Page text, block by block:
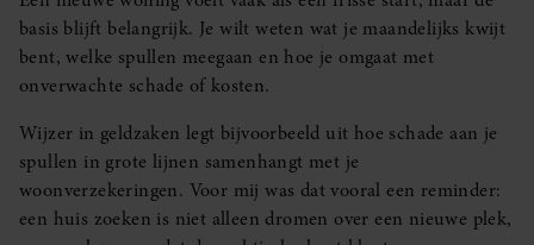
basis blijft belangrijk. Je wilt weten wat je maandelijks kwijt
bent, welke spullen meegaan en hoe je omgaat met
onverwachte schade of kosten.
Wijzer in geldzaken legt bijvoorbeeld uit hoe schade aan je
spullen in grote lijnen samenhangt met je
woonverzekeringen. Voor mij was dat vooral een reminder:
een huis zoeken is niet alleen dromen over een nieuwe plek,